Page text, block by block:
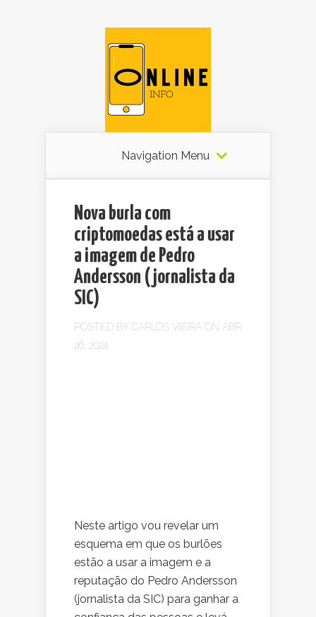
Navigation Menu
Nova burla com
criptomoedas está a usar
a imagem de Pedro
Andersson (jornalista da
SIC)
POSTED BY CARLOS VIEIRA ON ABR
26, 2024
Neste artigo vou revelar um
esquema em que os burlões
estão a usar a imagem e a
reputação do Pedro Andersson
(jornalista da SIC) para ganhar a